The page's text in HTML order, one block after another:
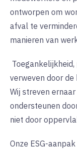
ontworpen om
afval te
manieren van
verweven door
Wij streven
ondersteunen
niet door
Onze ESG-